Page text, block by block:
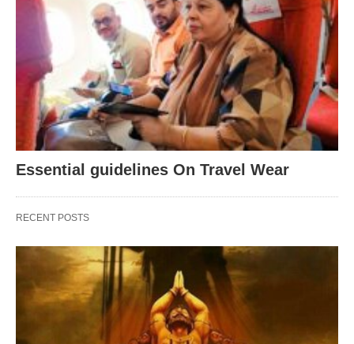
Essential guidelines On Travel Wear
RECENT POSTS